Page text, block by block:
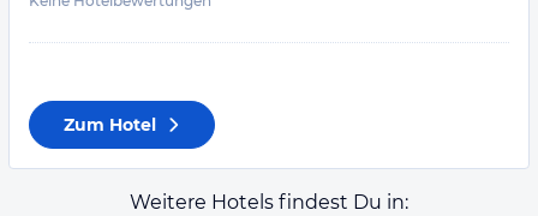
Zum Hotel
Weitere Hotels findest Du in: